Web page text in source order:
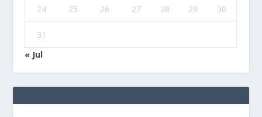
24 25 26 27 28 29 30
31
« Jul